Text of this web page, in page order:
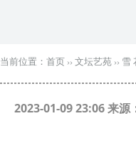
当前位置： 首页 ›› 文坛艺苑 ›› 雪
2023-01-09 23:06 来源